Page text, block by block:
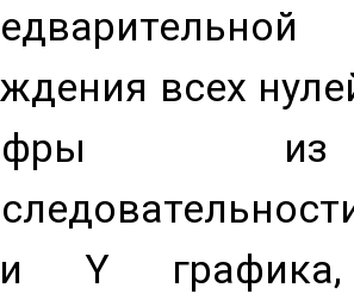
всех
из
Y